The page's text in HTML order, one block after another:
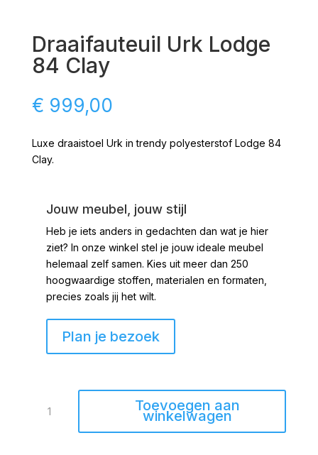
Draaifauteuil Urk Lodge
84 Clay
€ 999,00
Luxe draaistoel Urk in trendy polyesterstof Lodge 84
Clay.
Jouw meubel, jouw stijl
Heb je iets anders in gedachten dan wat je hier
ziet? In onze winkel stel je jouw ideale meubel
helemaal zelf samen. Kies uit meer dan 250
hoogwaardige stoffen, materialen en formaten,
precies zoals jij het wilt.
Plan je bezoek
Toevoegen aan
winkelwagen